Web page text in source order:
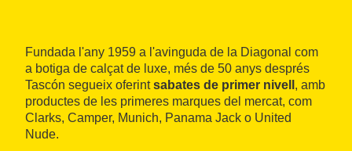
Fundada l'any 1959 a l'avinguda de la Diagonal com
a botiga de calçat de luxe, més de 50 anys després
Tascón segueix oferintsabates de primer nivell , amb
productes de les primeres marques del mercat, com
Clarks, Camper, Munich, Panama Jack o United
Nude.